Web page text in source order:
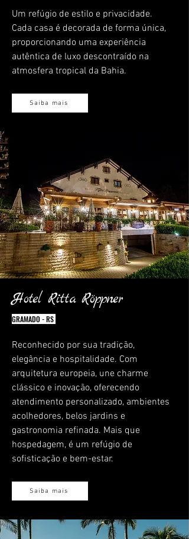
Um refúgio de estilo e privacidade.
Cada casa é decorada de forma única,
proporcionando uma experiência
autêntica de luxo descontraído na
atmosfera tropical da Bahia.
Saiba mais
Hotel Ritta Röppner
GRAMADO - RS
Reconhecido por sua tradição,
elegância e hospitalidade. Com
arquitetura europeia, une charme
clássico e inovação, oferecendo
atendimento personalizado, ambientes
acolhedores, belos jardins e
gastronomia refinada. Mais que
hospedagem, é um refúgio de
sofisticação e bem-estar.
Saiba mais